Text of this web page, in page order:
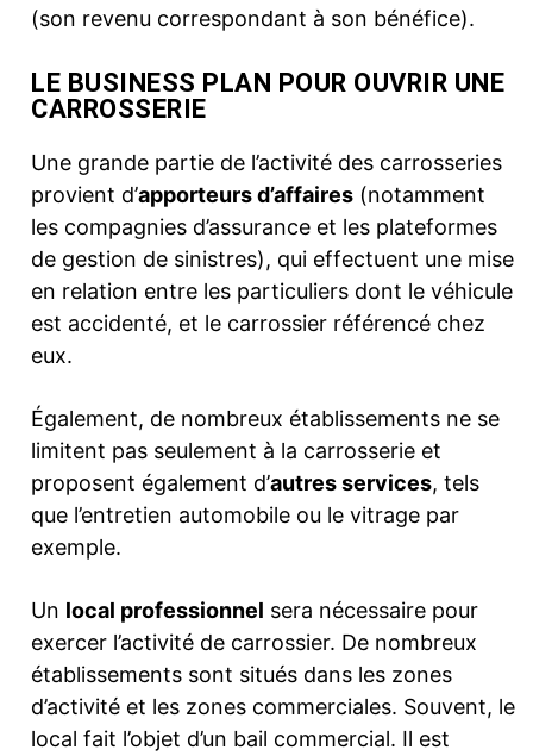
(son revenu correspondant à son bénéfice).
LE BUSINESS PLAN POUR OUVRIR UNE
CARROSSERIE
Une grande partie de l’activité des carrosseries
provient d’apporteurs d’affaires (notamment
les compagnies d’assurance et les plateformes
de gestion de sinistres), qui effectuent une mise
en relation entre les particuliers dont le véhicule
est accidenté, et le carrossier référencé chez
eux.
Également, de nombreux établissements ne se
limitent pas seulement à la carrosserie et
proposent également d’autres services, tels
que l’entretien automobile ou le vitrage par
exemple.
Un local professionnel sera nécessaire pour
exercer l’activité de carrossier. De nombreux
établissements sont situés dans les zones
d’activité et les zones commerciales. Souvent, le
local fait l’objet d’un bail commercial. Il est